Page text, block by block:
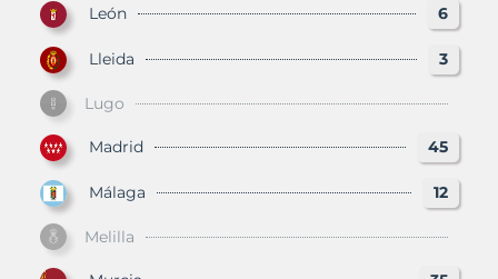
León 6
Lleida 3
Lugo
Madrid 45
Málaga 12
Melilla